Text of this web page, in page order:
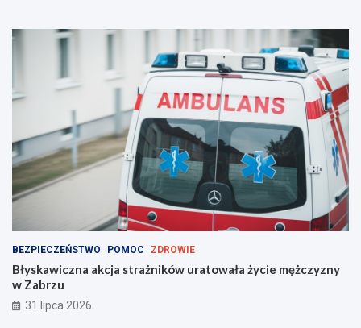
BEZPIECZEŃSTWO POMOC ZDROWIE
Błyskawiczna akcja strażników uratowała życie mężczyzny
w Zabrzu
31 lipca 2026